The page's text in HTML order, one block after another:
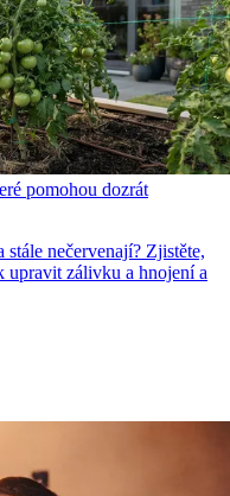
pomohou dozrát
nečervenají? Zjistěte,
upravit zálivku a hnojení a